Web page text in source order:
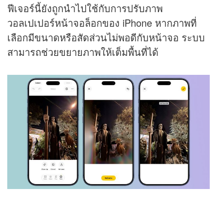
ฟีเจอร์นี้ยังถูกนำไปใช้กับการปรับภาพ
วอลเปเปอร์หน้าจอล็อกของ iPhone หากภาพที่
เลือกมีขนาดหรือสัดส่วนไม่พอดีกับหน้าจอ ระบบ
สามารถช่วยขยายภาพให้เต็มพื้นที่ได้